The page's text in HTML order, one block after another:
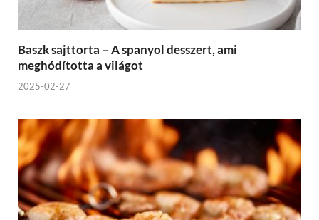
Baszk sajttorta – A spanyol desszert, ami
meghódította a világot
2025-02-27